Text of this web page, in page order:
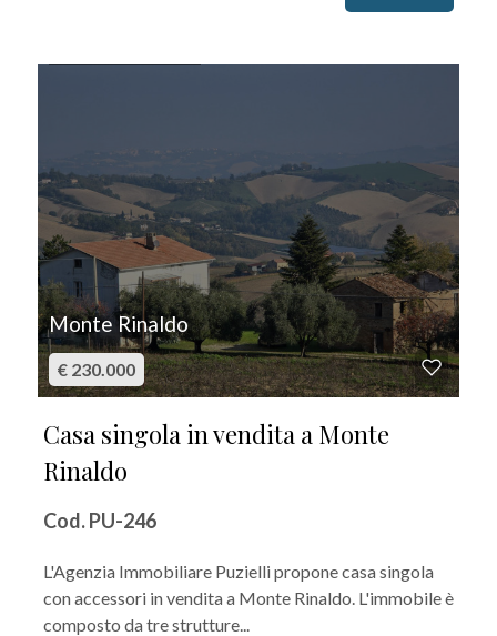
Monte Rinaldo
€ 230.000
Casa singola in vendita a Monte
Rinaldo
Cod. PU-246
L'Agenzia Immobiliare Puzielli propone casa singola
con accessori in vendita a Monte Rinaldo. L'immobile è
composto da tre strutture...